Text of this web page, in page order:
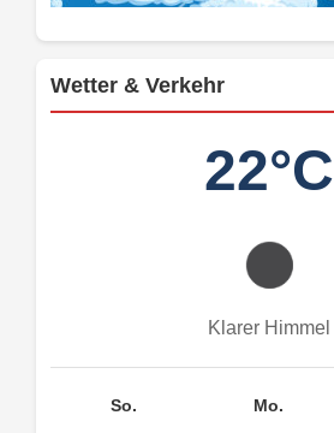
Wetter & Verkehr
22°C
Klarer Himmel
So. Mo.